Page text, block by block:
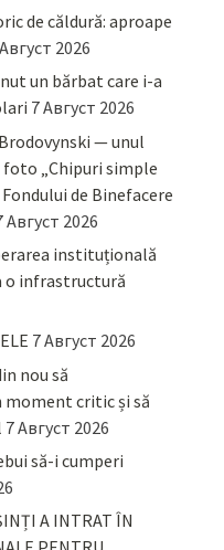
de căldură: aproape
2026
un bărbat care i-a
7 Август 2026
— unul
„Chipuri simple
de Binefacere
Август 2026
instituțională
o infrastructură
7 Август 2026
nou să
moment critic și să
7 Август 2026
să-i cumperi
A INTRAT ÎN